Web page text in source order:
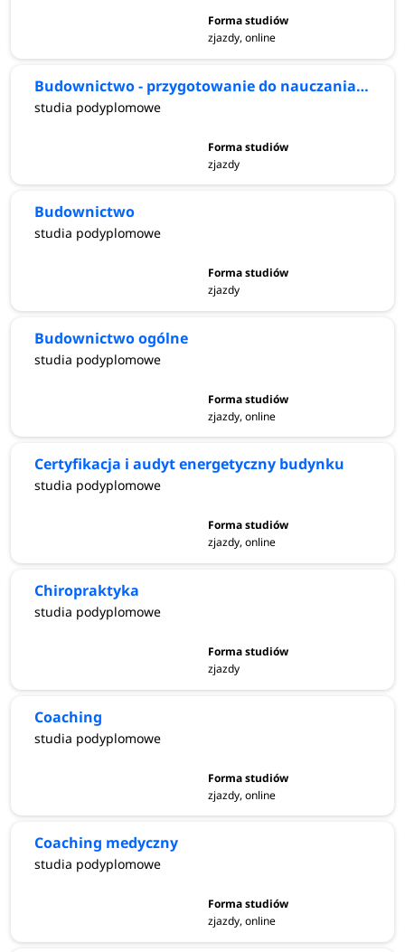
zjazdy, online
Budownictwo - przygotowanie do nauczania przedmiotu
studia podyplomowe
zjazdy
Budownictwo
studia podyplomowe
zjazdy
Budownictwo ogólne
studia podyplomowe
zjazdy, online
Certyfikacja i audyt energetyczny budynku
studia podyplomowe
zjazdy, online
Chiropraktyka
studia podyplomowe
zjazdy
Coaching
studia podyplomowe
zjazdy, online
Coaching medyczny
studia podyplomowe
zjazdy, online